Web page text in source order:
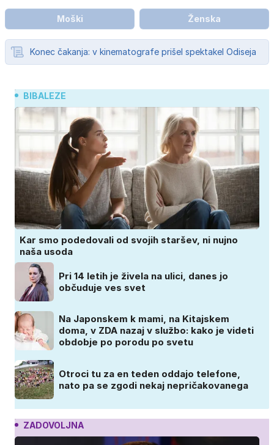
Moški Ženska
Konec čakanja: v kinematografe prišel spektakel Odiseja
BIBALEZE
Kar smo podedovali od svojih staršev, ni nujno
naša usoda
Pri 14 letih je živela na ulici, danes jo
občuduje ves svet
Na Japonskem k mami, na Kitajskem
doma, v ZDA nazaj v službo: kako je videti
obdobje po porodu po svetu
Otroci tu za en teden oddajo telefone,
nato pa se zgodi nekaj nepričakovanega
ZADOVOLJNA